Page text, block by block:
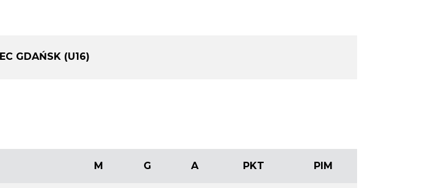
GDAŃSK (U16)
M G A PKT PIM